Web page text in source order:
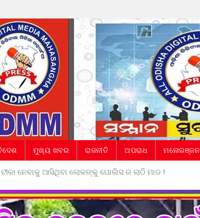
ମୁଖ୍ୟ ଖବର ରାଜନୀତି ଅପରାଧ ମନୋରଞ୍ଜନ
ନେବାକୁ ଆସିଥିବା ଲୋକଙ୍କୁ ପୋଲିସ ର ଲାଠି ମାଡ !